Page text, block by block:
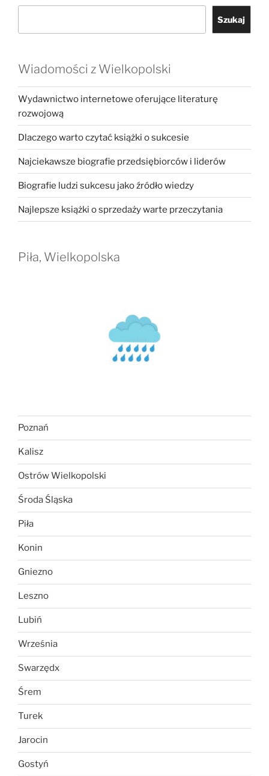
Szukaj
Wiadomości z Wielkopolski
Wydawnictwo internetowe oferujące literaturę
rozwojową
Dlaczego warto czytać książki o sukcesie
Najciekawsze biografie przedsiębiorców i liderów
Biografie ludzi sukcesu jako źródło wiedzy
Najlepsze książki o sprzedaży warte przeczytania
Piła, Wielkopolska
Poznań
Kalisz
Ostrów Wielkopolski
Środa Śląska
Piła
Konin
Gniezno
Leszno
Lubiń
Września
Swarzędx
Śrem
Turek
Jarocin
Gostyń